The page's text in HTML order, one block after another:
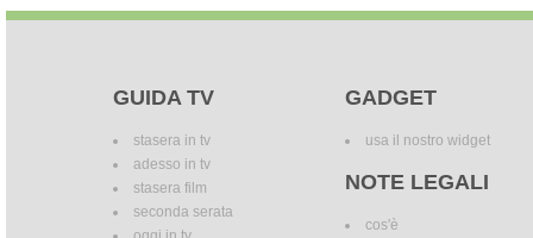
GUIDA TV
stasera in tv
adesso in tv
stasera film
seconda serata
GADGET
usa il nostro widget
NOTE LEGALI
cos'è